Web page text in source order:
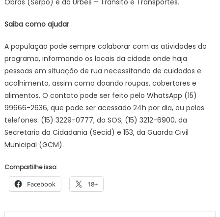
Obras (Serpo) e da Urbes – Trânsito e Transportes.
Saiba como ajudar
A população pode sempre colaborar com as atividades do
programa, informando os locais da cidade onde haja
pessoas em situação de rua necessitando de cuidados e
acolhimento, assim como doando roupas, cobertores e
alimentos. O contato pode ser feito pelo WhatsApp (15)
99666-2636, que pode ser acessado 24h por dia, ou pelos
telefones: (15) 3229-0777, do SOS; (15) 3212-6900, da
Secretaria da Cidadania (Secid) e 153, da Guarda Civil
Municipal (GCM).
Compartilhe isso:
Facebook 18+